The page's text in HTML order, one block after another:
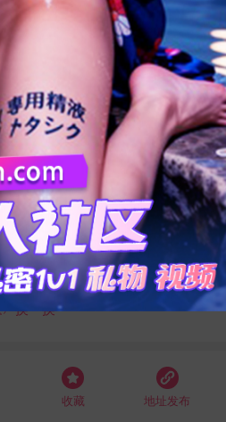
查看更多
74 118
35 42
换一换
收藏 地址发布